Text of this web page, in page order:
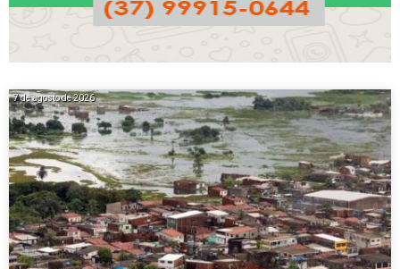
7 de agosto de 2026